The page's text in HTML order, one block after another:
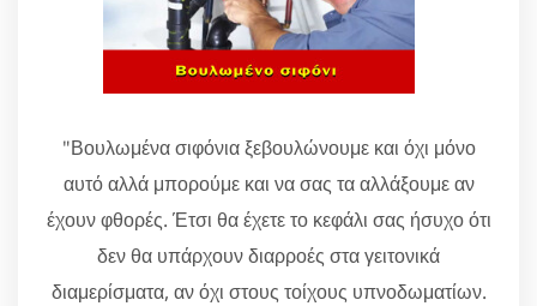
"Βουλωμένα σιφόνια ξεβουλώνουμε και όχι μόνο
αυτό αλλά μπορούμε και να σας τα αλλάξουμε αν
έχουν φθορές. Έτσι θα έχετε το κεφάλι σας ήσυχο ότι
δεν θα υπάρχουν διαρροές στα γειτονικά
διαμερίσματα, αν όχι στους τοίχους υπνοδωματίων.